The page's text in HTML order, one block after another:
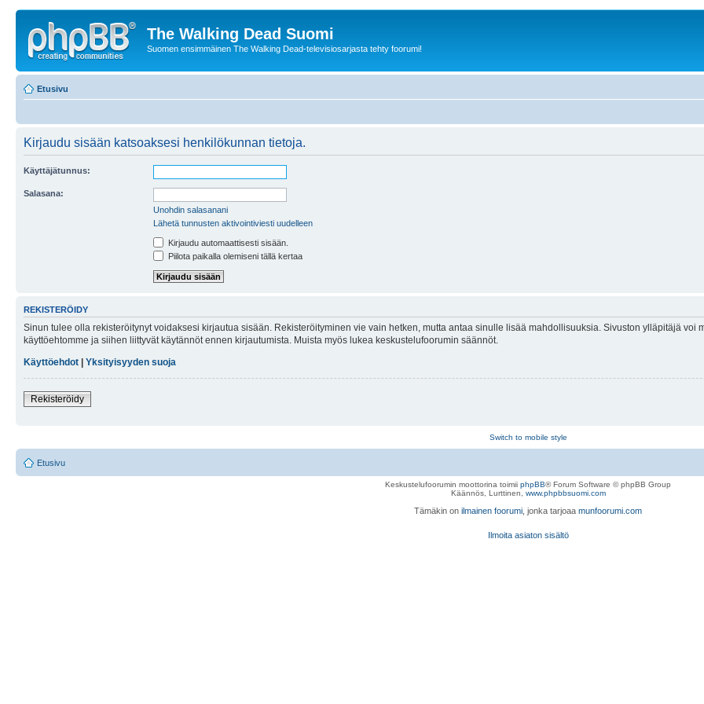
The Walking Dead Suomi
Suomen ensimmäinen The Walking Dead-televisiosarjasta tehty foorumi!
Etusivu
Kirjaudu sisään katsoaksesi henkilökunnan tietoja.
Käyttäjätunnus:
Salasana:
Unohdin salasanani
Lähetä tunnusten aktivointiviesti uudelleen
Kirjaudu automaattisesti sisään.
Piilota paikalla olemiseni tällä kertaa
REKISTERÖIDY
Sinun tulee olla rekisteröitynyt voidaksesi kirjautua sisään. Rekisteröityminen vie vain hetken, mutta antaa sinulle lisää mahdollisuuksia. Sivuston ylläpitäjä
käyttöehtomme ja siihen liittyvät käytännöt ennen kirjautumista. Muista myös lukea keskustelufoorumin säännöt.
Käyttöehdot
Yksityisyyden suoja
Rekisteröidy
Switch to mobile style
Etusivu
Keskustelufoorumin moottorina toimii phpBB® Forum Software © phpBB Group
Käännös, Lurttinen, www.phpbbsuomi.com
Tämäkin on ilmainen foorumi , jonka tarjoaa munfoorumi.com
Ilmoita asiaton sisältö